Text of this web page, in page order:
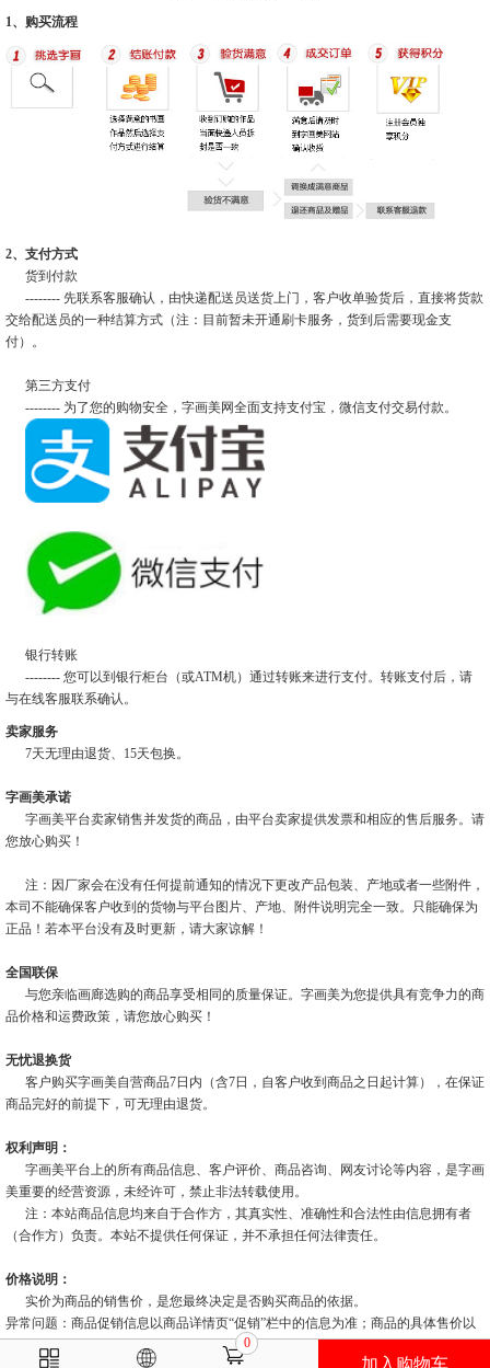
1、购买流程
2、支付方式
货到付款
-------- 先联系客服确认，由快递配送员送货上门，客户收单验货后，直接将货款
交给配送员的一种结算方式（注：目前暂未开通刷卡服务，货到后需要现金支
付）。
第三方支付
-------- 为了您的购物安全，字画美网全面支持支付宝，微信支付交易付款。
银行转账
-------- 您可以到银行柜台（或ATM机）通过转账来进行支付。转账支付后，请
与在线客服联系确认。
卖家服务
7天无理由退货、15天包换。
字画美承诺
字画美平台卖家销售并发货的商品，由平台卖家提供发票和相应的售后服务。请
您放心购买！
注：因厂家会在没有任何提前通知的情况下更改产品包装、产地或者一些附件，
本司不能确保客户收到的货物与平台图片、产地、附件说明完全一致。只能确保为
正品！若本平台没有及时更新，请大家谅解！
全国联保
与您亲临画廊选购的商品享受相同的质量保证。字画美为您提供具有竞争力的商
品价格和运费政策，请您放心购买！
无忧退换货
客户购买字画美自营商品7日内（含7日，自客户收到商品之日起计算），在保证
商品完好的前提下，可无理由退货。
权利声明：
字画美平台上的所有商品信息、客户评价、商品咨询、网友讨论等内容，是字画
美重要的经营资源，未经许可，禁止非法转载使用。
注：本站商品信息均来自于合作方，其真实性、准确性和合法性由信息拥有者
（合作方）负责。本站不提供任何保证，并不承担任何法律责任。
价格说明：
实价为商品的销售价，是您最终决定是否购买商品的依据。
异常问题：商品促销信息以商品详情页“促销”栏中的信息为准；商品的具体售价以
订单结算页价格为准；如您发现活动商品售价或促销信息有异常，建议购买前先联
0
加入购物车